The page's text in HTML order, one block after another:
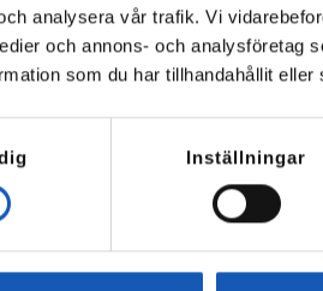
analysera vår trafik. Vi
och annons- och analysföretag
som du har tillhandahållit
Inställningar
Matcha